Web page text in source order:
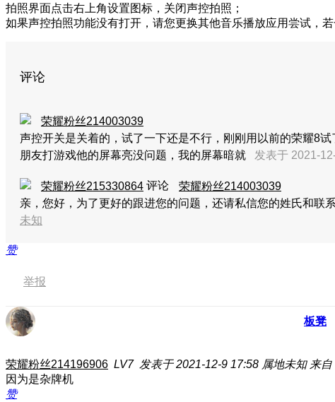
拍照界面点击右上角设置图标，关闭声控拍照；
如果声控拍照功能没有打开，请您更换其他音乐播放应用尝试，
评论
荣耀粉丝214003039
声控开关是关着的，试了一下还是不行，刚刚用以前的荣耀8
朋友打游戏他的屏幕亮没问题，我的屏幕暗就 发表于 2021-
荣耀粉丝215330864 评论
荣耀粉丝214003039
亲，您好，为了更好的跟进您的问题，还请私信您的姓氏和
未知
赞
举报
板凳
荣耀粉丝214196906 LV7 发表于 2021-12-9 17:58 属地未知 来
因为是杂牌机
赞